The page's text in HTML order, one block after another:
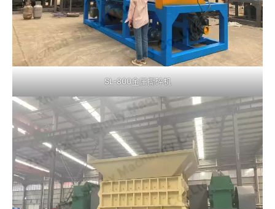
SL-800金属撕碎机